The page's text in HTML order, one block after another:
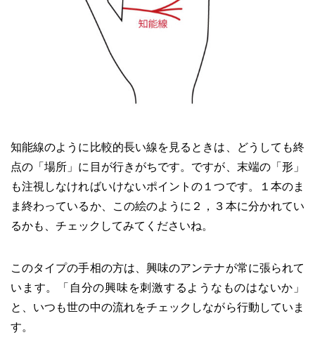
知能線のように比較的長い線を見るときは、どうしても終
点の「場所」に目が行きがちです。ですが、末端の「形」
も注視しなければいけないポイントの１つです。１本のま
ま終わっているか、この絵のように２，３本に分かれてい
るかも、チェックしてみてくださいね。
このタイプの手相の方は、興味のアンテナが常に張られて
います。「自分の興味を刺激するようなものはないか」
と、いつも世の中の流れをチェックしながら行動していま
す。